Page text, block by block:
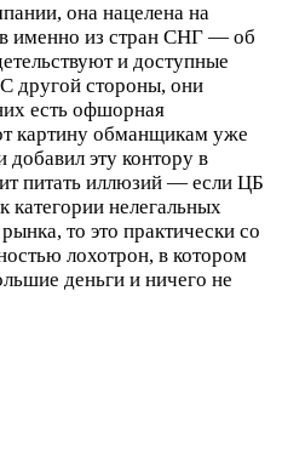
она нацелена на
именно из стран СНГ — об
и доступные
другой стороны, они
есть офшорная
картину обманщикам уже
эту контору в
питать иллюзий — если ЦБ
нелегальных
то это практически со
лохотрон, в котором
деньги и ничего не